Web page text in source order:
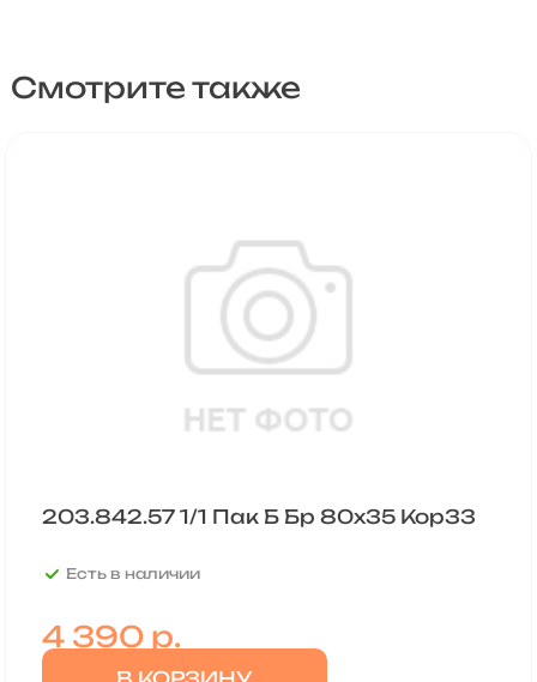
Смотрите также
203.842.57 1/1 Пак Б Бр 80х35 Kop33
Есть в наличии
4 390р.